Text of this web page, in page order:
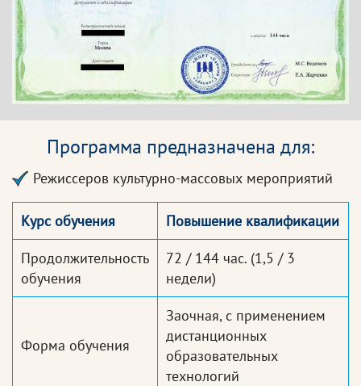
Программа предназначена для:
Режиссеров культурно-массовых мероприятий
Курс обучения
Повышение квалификации
Продолжительность
обучения
72 / 144 час. (1,5 / 3
недели)
Форма обучения
Заочная, с применением
дистанционных
образовательных
технологий